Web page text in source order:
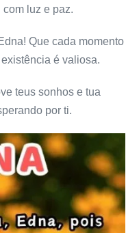
luz e paz.
Que cada momento
é valiosa.
teus sonhos e tua
por ti.